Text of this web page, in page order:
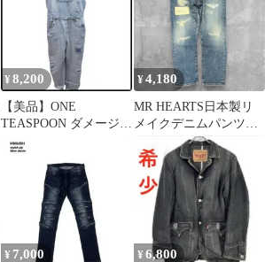
¥ 8,200
【美品】ONE
TEASPOON ダメージオ
ーバーオール デニム S
¥4,180
MR HEARTS日本製リ
メイクデニムパンツ新
品タグ付きメンズSウエ
スト78cm
¥ 7,000 ¥ 6,800